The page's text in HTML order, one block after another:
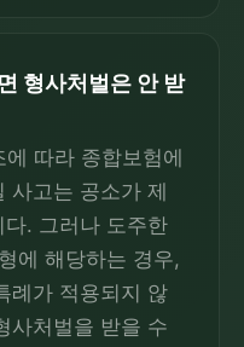
형사처벌은 안 받
따라 종합보험에
사고는 공소가 제
. 그러나 도주한
에 해당하는 경우,
례가 적용되지 않
사처벌을 받을 수